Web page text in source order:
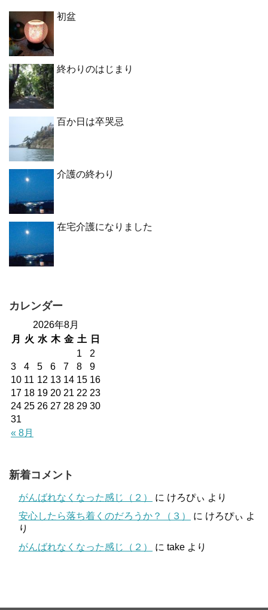
初盆
終わりのはじまり
百か日は卒哭忌
介護の終わり
在宅介護になりました
カレンダー
2026年8月
月
火 水 木 金 土 日
« 8月
1
2
3
4 5 6 7 8
9
10 11 12 13 14 15 16
17 18 19 20 21 22 23
24 25 26 27 28 29 30
31
新着コメント
がんばれなくなった感じ（２） に けろぴぃ より
安心したら落ち着くのだろうか？（３）
に けろぴぃ よ
り
がんばれなくなった感じ（２）
に take より